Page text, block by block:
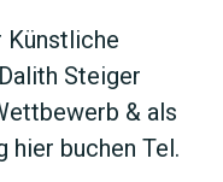
Künstliche
Steiger
& als
buchen Tel.